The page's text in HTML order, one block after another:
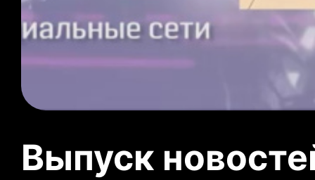
Выпуск